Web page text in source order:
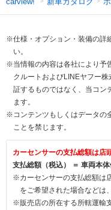
※仕様・オプション・装備の詳
い。
※当情報の内容は各社により予
クルートおよびLINEヤフー
証するものではなく、当コン
ます。
※コンテンツもしくはデータの
ことを禁じます。
カーセンサーの支払総額は店
支払総額（税込） ＝ 車両本
※カーセンサーの支払総額は
をご希望された場合などは
※販売店の所在する所轄運輸